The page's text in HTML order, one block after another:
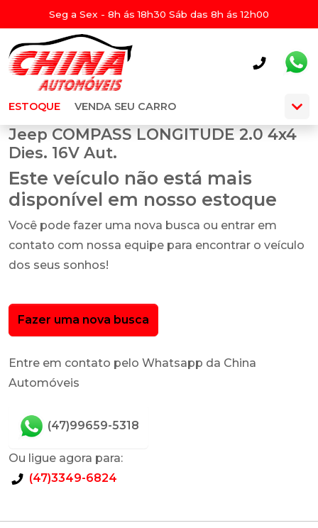
Seg a Sex - 8h ás 18h30 Sáb das 8h ás 12h00
ESTOQUE VENDA SEU CARRO
Jeep COMPASS LONGITUDE 2.0 4x4
Dies. 16V Aut.
Este veículo não está mais
disponível em nosso estoque
Você pode fazer uma nova busca ou entrar em
contato com nossa equipe para encontrar o veículo
dos seus sonhos!
Fazer uma nova busca
Entre em contato pelo Whatsapp da China
Automóveis
(47)99659-5318
Ou ligue agora para:
(47)3349-6824